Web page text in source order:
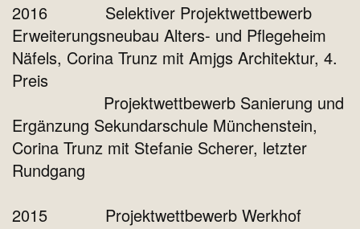
2016 Selektiver Projektwettbewerb
Erweiterungsneubau Alters- und Pflegeheim
Näfels, Corina Trunz mit Amjgs Architektur, 4.
Preis
Projektwettbewerb Sanierung und
Ergänzung Sekundarschule Münchenstein,
Corina Trunz mit Stefanie Scherer, letzter
Rundgang
2015 Projektwettbewerb Werkhof